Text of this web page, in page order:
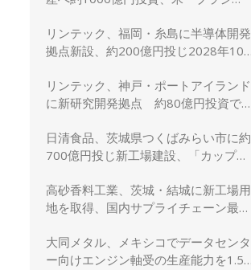
リンテック、福岡・糸島に半導体開発
拠点新設、約200億円投じ2028年10
リンテック、神戸・ポートアイランド
に新研究開発拠点 約80億円投資で新
日清食品、茨城県つくばみらい市に約
700億円投じ新工場建設、「カップヌ
高砂香料工業、茨城・結城に新工場用
地を取得、国内サプライチェーン最適
大同メタル、メキシコでデータセンタ
ー向けエンジン軸受の生産能力を1.5